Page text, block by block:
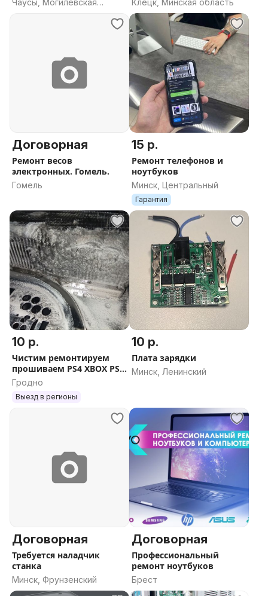
Чаусы, Могилевская
Клецк, Минская область
Договорная
Ремонт весов
электронных. Гомель.
Гомель
15 р.
Ремонт телефонов и
ноутбуков
Минск, Центральный
Гарантия
10 р.
Чистим ремонтируем
прошиваем PS4 XBOX PS5
ПС4 PS
Гродно
Выезд в регионы
10 р.
Плата зарядки
Минск, Ленинский
Договорная
Требуется наладчик
станка
Минск, Фрунзенский
Договорная
Профессиональный
ремонт ноутбуков
Брест